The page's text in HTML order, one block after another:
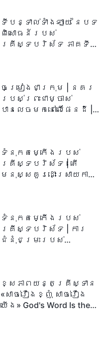
ទីបន្ទាល់ទាំងឡាយ នៃបទ
ពិសោធន៍របស់
គ្រីស្ទបរិស័ទ ភាគទី
ចម្រៀងជាក្រុម | នគរ
របស់ព្រះជាម្ចាស់
បានលេចមកនៅលើផែនដី |
ទំនុកតម្កើង​របស់​
គ្រីស្ទបរិស័ទ​ | តើ
មនុស្សគួរដោះស្រាយការ
២០២៦
ទំនុកតម្កើង​របស់​
គ្រីស្ទបរិស័ទ | ការ
ជំនុំជម្រះរបស់
ខ្សែភាពយន្តគ្រីស្ទាន
«សាច់រឿងខ្ញុំ សាច់រឿង
យើង» God's Word Is the